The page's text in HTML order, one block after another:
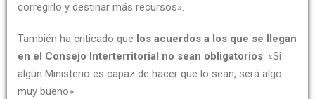
corregirlo y destinar más recursos».
También ha criticado que los acuerdos a los que se llegan
en el Consejo Interterritorial no sean obligatorios: «Si
algún Ministerio es capaz de hacer que lo sean, será algo
muy bueno».